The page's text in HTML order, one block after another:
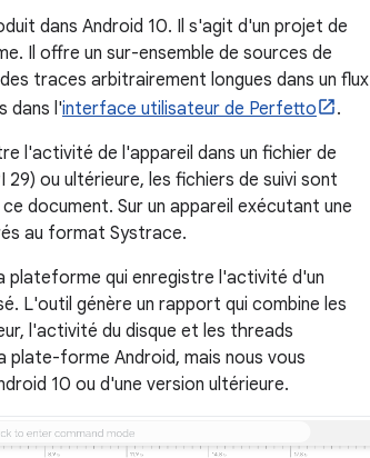
dans Android 10. Il s'agit d'un projet de
Il offre un sur-ensemble de sources de
traces arbitrairement longues dans un flux
dans l'interface utilisateur de Perfetto
.
l'activité de l'appareil dans un fichier de
29) ou ultérieure, les fichiers de suivi sont
document. Sur un appareil exécutant une
au format Systrace.
plateforme qui enregistre l'activité d'un
L'outil génère un rapport qui combine les
l'activité du disque et les threads
forme Android, mais nous vous
10 ou d'une version ultérieure.